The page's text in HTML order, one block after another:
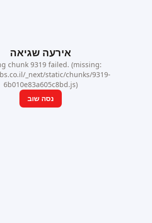
אירעה שגיאה
Loading chunk 9319 failed. (missing:
https://hbs.co.il/_next/static/chunks/9319-
6b010e83a605c8bd.js)